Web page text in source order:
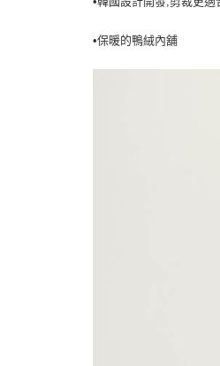
•保暖的鴨絨內舖